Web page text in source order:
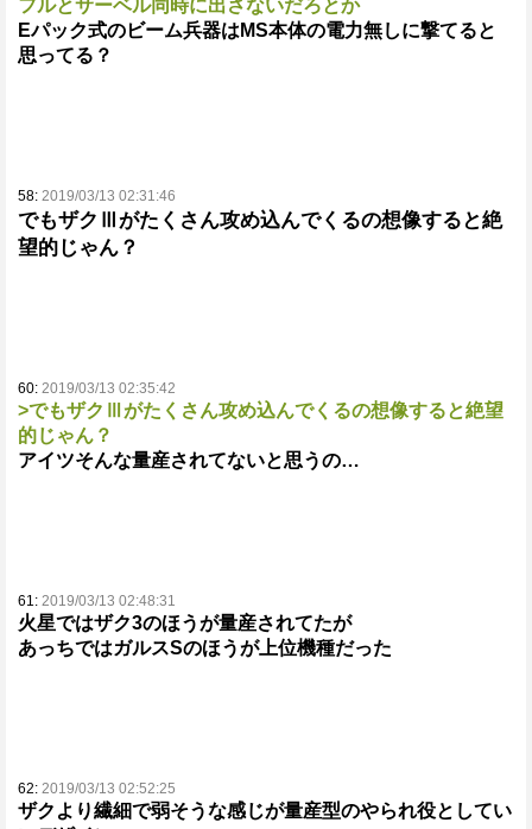
フルとサーベル同時に出さないだろとか
Eパック式のビーム兵器はMS本体の電力無しに撃てると
思ってる？
58: 2019/03/13 02:31:46
でもザクⅢがたくさん攻め込んでくるの想像すると絶
望的じゃん？
60: 2019/03/13 02:35:42
>でもザクⅢがたくさん攻め込んでくるの想像すると絶望
的じゃん？
アイツそんな量産されてないと思うの…
61: 2019/03/13 02:48:31
火星ではザク3のほうが量産されてたが
あっちではガルスSのほうが上位機種だった
62: 2019/03/13 02:52:25
ザクより繊細で弱そうな感じが量産型のやられ役としてい